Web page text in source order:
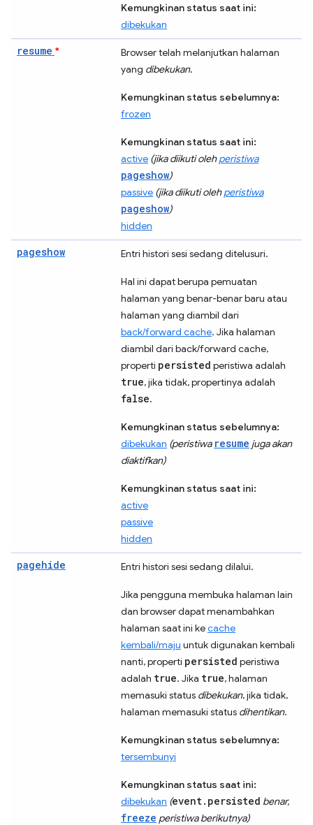
Kemungkinan status saat ini:
dibekukan
resume *
Browser telah melanjutkan halaman
yang dibekukan.
Kemungkinan status sebelumnya:
frozen
Kemungkinan status saat ini:
active (jika diikuti olehperistiwa
pageshow)
passive (jika diikuti olehperistiwa
pageshow)
hidden
pageshow Entri histori sesi sedang ditelusuri.
Hal ini dapat berupa pemuatan
halaman yang benar-benar baru atau
halaman yang diambil dari
back/forward cache. Jika halaman
diambil dari back/forward cache,
properti persisted peristiwa adalah
true, jika tidak, propertinya adalah
false.
Kemungkinan status sebelumnya:
dibekukan (peristiwa resume juga akan
diaktifkan)
Kemungkinan status saat ini:
active
passive
hidden
pagehide Entri histori sesi sedang dilalui.
Jika pengguna membuka halaman lain
dan browser dapat menambahkan
halaman saat ini kecache
kembali/maju untuk digunakan kembali
nanti, properti persisted peristiwa
adalah true. Jika true, halaman
memasuki status dibekukan, jika tidak,
halaman memasuki status dihentikan.
Kemungkinan status sebelumnya:
tersembunyi
Kemungkinan status saat ini:
dibekukan (event.persisted benar,
freeze peristiwa berikutnya)